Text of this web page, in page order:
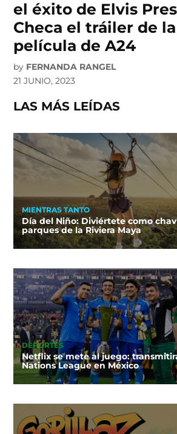
el éxito de Elvis
Checa el tráiler de
película de A24
by FERNANDA RANGEL
21 JUNIO, 2023
LAS MÁS LEÍDAS
MIENTRAS TANTO
Día del Niño: Diviértete como
parques de la Riviera Maya
DEPORTES
Netflix se mete al juego:
Nations League en México